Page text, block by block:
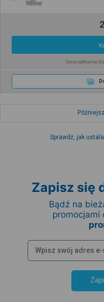
Cena całkowita
Sprawdź, jak
Zapisz się
Bądź na
promocjami